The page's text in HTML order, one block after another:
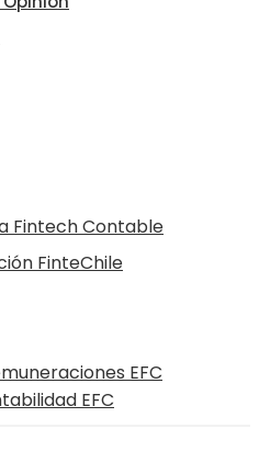
Fintech Contable
FinteChile
EFC
EFC